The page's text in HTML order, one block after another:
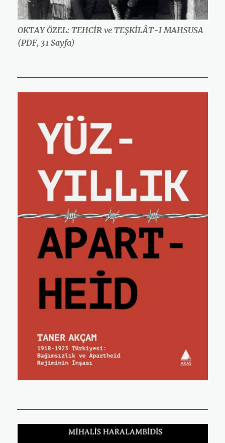
OKTAY ÖZEL: TEHCİR ve TEŞKİLÂT-I MAHSUSA
(PDF, 31 Sayfa)